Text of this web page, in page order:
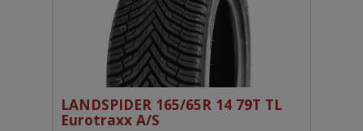
LANDSPIDER 165/65R 14 79T TL
Eurotraxx A/S